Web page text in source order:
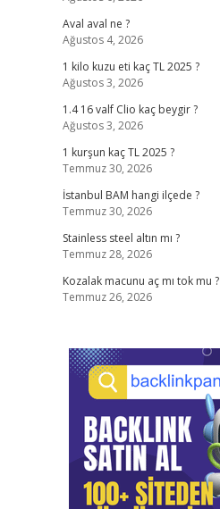
Aval aval ne ?
Ağustos 4, 2026
1 kilo kuzu eti kaç TL 2025 ?
Ağustos 3, 2026
1.4 16 valf Clio kaç beygir ?
Ağustos 3, 2026
1 kurşun kaç TL 2025 ?
Temmuz 30, 2026
İstanbul BAM hangi ilçede ?
Temmuz 30, 2026
Stainless steel altın mı ?
Temmuz 28, 2026
Kozalak macunu aç mı tok mu ?
Temmuz 26, 2026